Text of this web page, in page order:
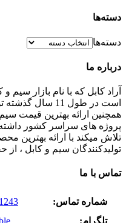
دسته‌ها
دسته‌ها
درباره ما
آراد کابل که با نام بازار سیم
است در طول 11
همچنین ارائه بهترین قیمت
پروژه های سراسر کشور
تلاش میکند با ارائه بهترین
تولیدکنندگان سیم و کابل ،
تماس با ما
شماره تماس:
تلگرام: